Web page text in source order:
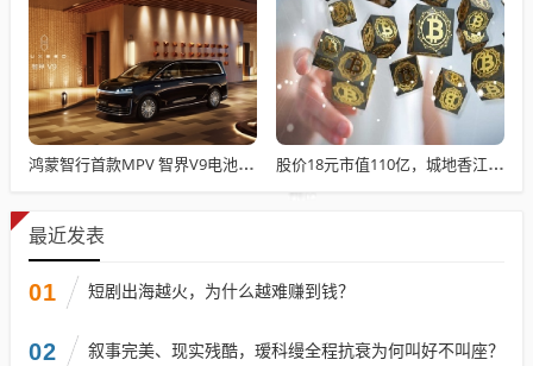
鸿蒙智行首款MPV 智界V9电池信息曝光：WLTC最远续航223km 股价18元市值110亿，城地香江却被查出连续7季财报失真
最近发表
01 短剧出海越火，为什么越难赚到钱？
02 叙事完美、现实残酷，瑷科缦全程抗衰为何叫好不叫座？